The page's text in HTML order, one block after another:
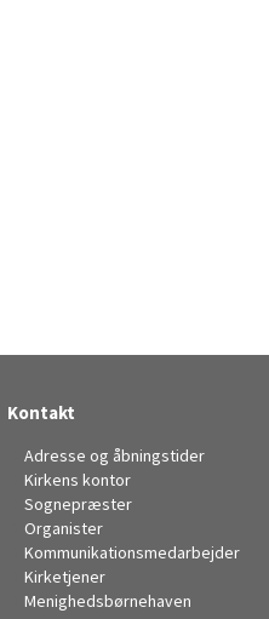
Kontakt
Adresse og åbningstider
Kirkens kontor
Sognepræster
Organister
Kommunikationsmedarbejder
Kirketjener
Menighedsbørnehaven